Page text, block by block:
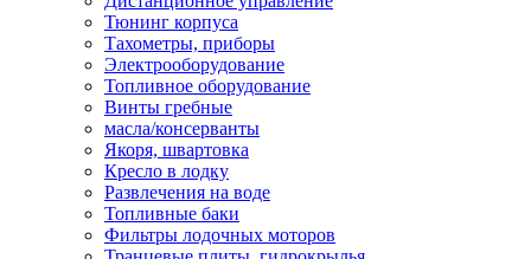
Тюнинг корпуса
Тахометры, приборы
Электрооборудование
Топливное оборудование
Винты гребные
масла/консерванты
Якоря, швартовка
Кресло в лодку
Развлечения на воде
Топливные баки
Фильтры лодочных моторов